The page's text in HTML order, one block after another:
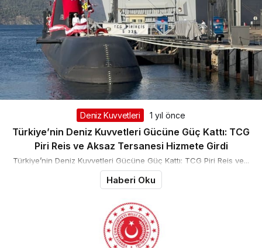
Deniz Kuvvetleri 1 yıl önce
Türkiye’nin Deniz Kuvvetleri Gücüne Güç Kattı: TCG
Piri Reis ve Aksaz Tersanesi Hizmete Girdi
Türkiye’nin Deniz Kuvvetleri Gücüne Güç Kattı: TCG Piri Reis ve...
Haberi Oku